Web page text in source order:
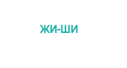
ЖИ-ШИ